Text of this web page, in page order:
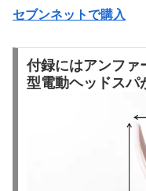
セブンネットで購入
付録にはアンフ
型電動ヘッドスパ